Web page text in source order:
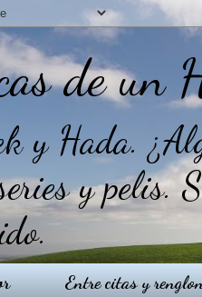
de un
y Hada.
y pelis.
Entre citas y